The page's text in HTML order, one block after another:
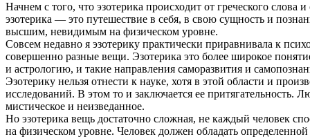
Начнем с того, что эзотерика происходит от греческого слова
эзотерика — это путешествие в себя, в свою сущность и
высшим, невидимым на физическом уровне.
Совсем недавно я эзотерику практически приравнивала к
совершенно разные вещи. Эзотерика это более широкое
и астрологию, и такие направления саморазвития и
Эзотерику нельзя отнести к науке, хотя в этой области и
исследований. В этом то и заключается ее притягательность.
мистическое и неизведанное.
Но эзотерика вещь достаточно сложная, не каждый человек
на физическом уровне. Человек должен обладать